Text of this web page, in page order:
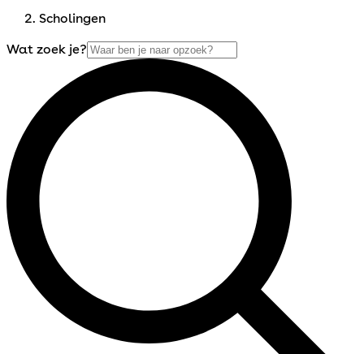
Scholingen
Wat zoek je?